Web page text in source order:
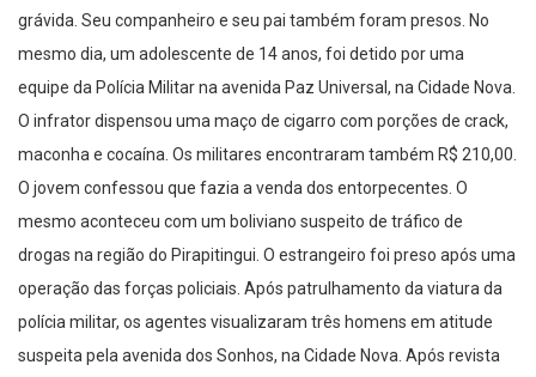
grávida. Seu companheiro e seu pai também foram presos. No
mesmo dia, um adolescente de 14 anos, foi detido por uma
equipe da Polícia Militar na avenida Paz Universal, na Cidade Nova.
O infrator dispensou uma maço de cigarro com porções de crack,
maconha e cocaína. Os militares encontraram também R$ 210,00.
O jovem confessou que fazia a venda dos entorpecentes. O
mesmo aconteceu com um boliviano suspeito de tráfico de
drogas na região do Pirapitingui. O estrangeiro foi preso após uma
operação das forças policiais. Após patrulhamento da viatura da
polícia militar, os agentes visualizaram três homens em atitude
suspeita pela avenida dos Sonhos, na Cidade Nova. Após revista